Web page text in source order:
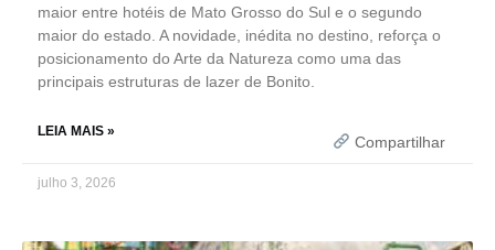
maior entre hotéis de Mato Grosso do Sul e o segundo
maior do estado. A novidade, inédita no destino, reforça o
posicionamento do Arte da Natureza como uma das
principais estruturas de lazer de Bonito.
LEIA MAIS »
Compartilhar
julho 3, 2026